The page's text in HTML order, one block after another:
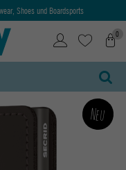
Shoes und Boardsports
0
Neu